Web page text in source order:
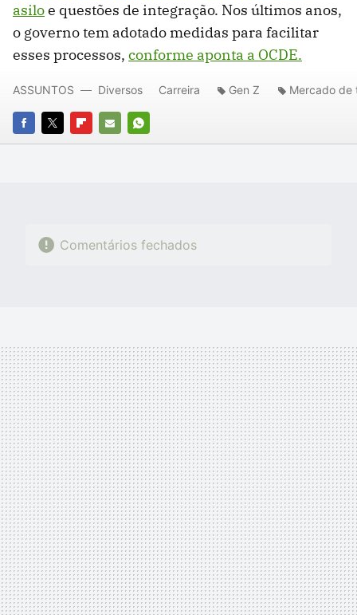
asiloe questões de integração. Nos últimos anos,
o governo tem adotado medidas para facilitar
esses processos, conforme aponta a OCDE.
FACEBOOK
TWITTERFLIPBOARD
E-
WHATSAPP
ASSUNTOS Diversos Carreira Gen Z Mercado de
Comentários fechados